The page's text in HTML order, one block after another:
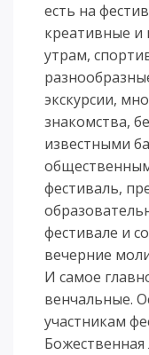
есть на
креативные и
утрам,
экскурсии,
знакомства,
известными
фестиваль,
фестивале и
вечерние
И самое
венчальные.
участникам
Божественная